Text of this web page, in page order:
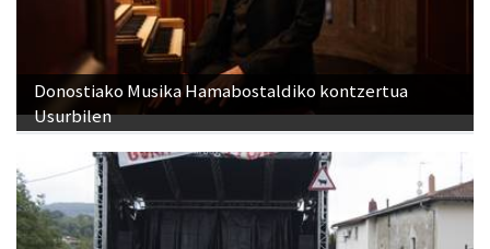
Donostiako Musika Hamabostaldiko kontzertua
Usurbilen